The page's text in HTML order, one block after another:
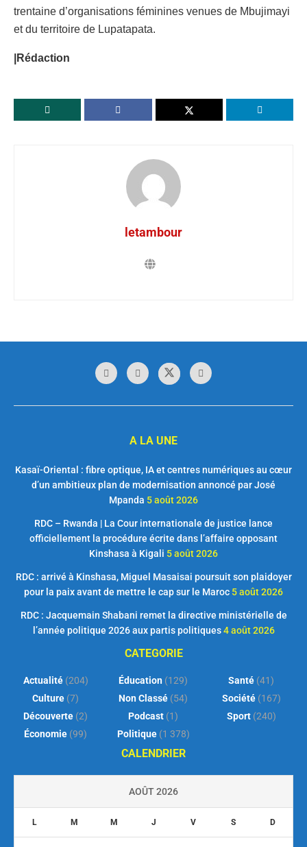
trentaine d’organisations féminines venues de Mbujimayi
et du territoire de Lupatapata.
|Rédaction
letambour
A LA UNE
Kasaï-Oriental : fibre optique, IA et centres numériques au cœur
d’un ambitieux plan de modernisation annoncé par José
Mpanda 5 août 2026
RDC – Rwanda | La Cour internationale de justice lance
officiellement la procédure écrite dans l’affaire opposant
Kinshasa à Kigali 5 août 2026
RDC : arrivé à Kinshasa, Miguel Masaisai poursuit son plaidoyer
pour la paix avant de mettre le cap sur le Maroc 5 août 2026
RDC : Jacquemain Shabani remet la directive ministérielle de
l’année politique 2026 aux partis politiques 4 août 2026
CATEGORIE
Actualité(204)
Culture (7)
Découverte (2)
Économie (99)
Éducation (129)
Non Classé (54)
Podcast (1)
Politique(1 378)
Santé (41)
Société(167)
Sport(240)
CALENDRIER
AOÛT 2026
L M M J V S D